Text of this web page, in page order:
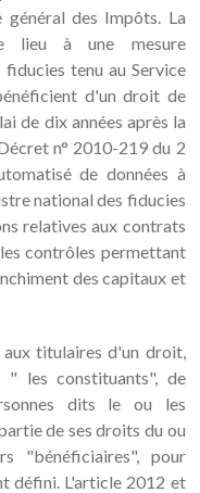
des Impôts. La
lieu à une mesure
tenu au Service
d'un droit de
de dix années après la
n° 2010-219 du 2
de données à
national des fiducies
relatives aux contrats
contrôles permettant
des capitaux et
titulaires d'un droit,
les constituants", de
dits le ou les
de ses droits du ou
"bénéficiaires", pour
défini. L'article 2012 et